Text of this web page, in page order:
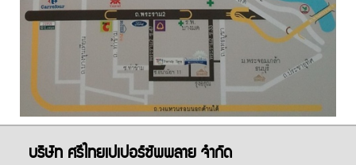
บริษัท ศรีไทยเปเปอร์ซัพพลาย จำกัด